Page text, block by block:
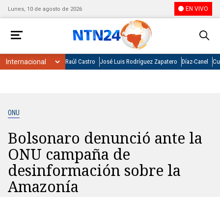
Lunes, 10 de agosto de 2026 EN VIVO
Raúl Castro José Luis Rodríguez Zapatero Díaz-Canel
ONU
Bolsonaro denunció ante la
ONU campaña de
desinformación sobre la
Amazonía